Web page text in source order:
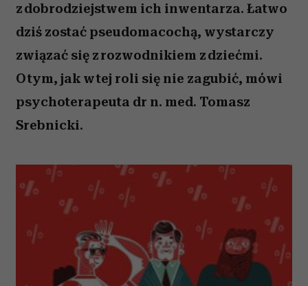
z dobrodziejstwem ich inwentarza. Łatwo
dziś zostać pseudomacochą, wystarczy
związać się z rozwodnikiem z dziećmi.
O tym, jak w tej roli się nie zagubić, mówi
psychoterapeuta dr n. med. Tomasz
Srebnicki.